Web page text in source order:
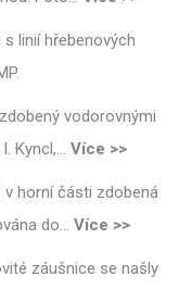
linií hřebenových
vodorovnými
Kyncl,… Více >>
v horní části zdobená
do… Více >>
záušnice se našly